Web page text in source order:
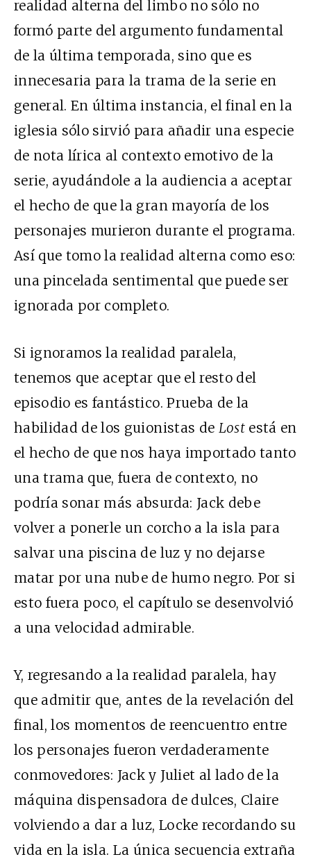
realidad alterna del limbo no sólo no
formó parte del argumento fundamental
de la última temporada, sino que es
innecesaria para la trama de la serie en
general. En última instancia, el final en la
iglesia sólo sirvió para añadir una especie
de nota lírica al contexto emotivo de la
serie, ayudándole a la audiencia a aceptar
el hecho de que la gran mayoría de los
personajes murieron durante el programa.
Así que tomo la realidad alterna como eso:
una pincelada sentimental que puede ser
ignorada por completo.
Si ignoramos la realidad paralela,
tenemos que aceptar que el resto del
episodio es fantástico. Prueba de la
habilidad de los guionistas de Lostestá en
el hecho de que nos haya importado tanto
una trama que, fuera de contexto, no
podría sonar más absurda: Jack debe
volver a ponerle un corcho a la isla para
salvar una piscina de luz y no dejarse
matar por una nube de humo negro. Por si
esto fuera poco, el capítulo se desenvolvió
a una velocidad admirable.
Y, regresando a la realidad paralela, hay
que admitir que, antes de la revelación del
final, los momentos de reencuentro entre
los personajes fueron verdaderamente
conmovedores: Jack y Juliet al lado de la
máquina dispensadora de dulces, Claire
volviendo a dar a luz, Locke recordando su
vida en la isla. La única secuencia extraña